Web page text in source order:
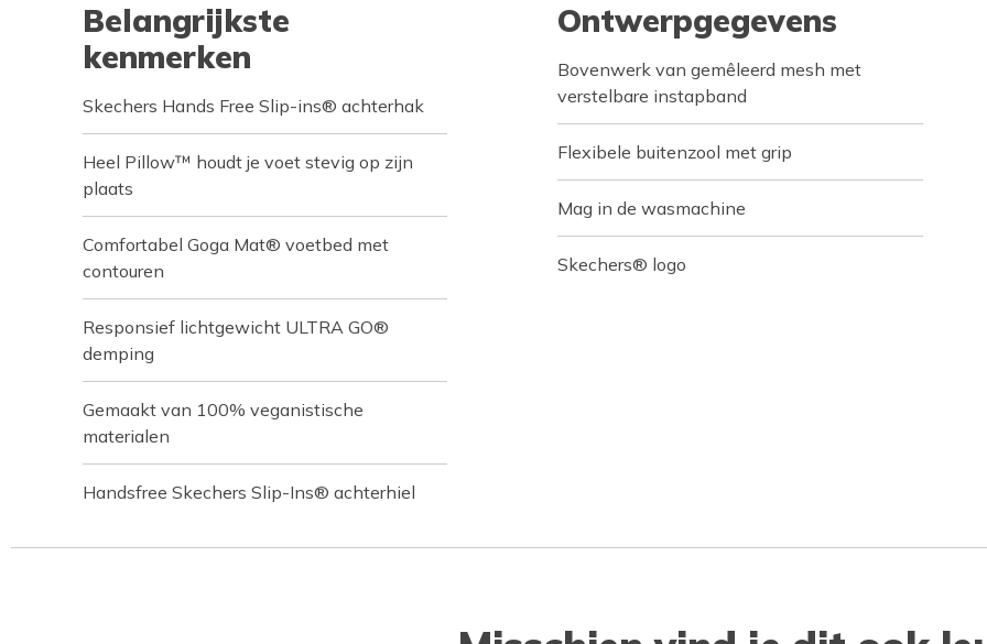
Belangrijkste
kenmerken
Skechers Hands Free Slip-ins® achterhak
Heel Pillow™ houdt je voet stevig op zijn
plaats
Comfortabel Goga Mat® voetbed met
contouren
Responsief lichtgewicht ULTRA GO®
demping
Gemaakt van 100% veganistische
materialen
Handsfree Skechers Slip-Ins® achterhiel
Ontwerpgegevens
Bovenwerk van gemêleerd mesh met
verstelbare instapband
Flexibele buitenzool met grip
Mag in de wasmachine
Skechers® logo